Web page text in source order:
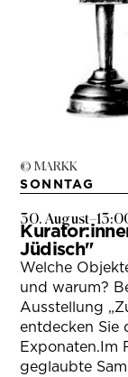
© MARKK
SONNTAG
30. August–
Jüdisch"
Welche
und warum?
Ausstellung
entdecken Sie
Exponaten.Im
geglaubte